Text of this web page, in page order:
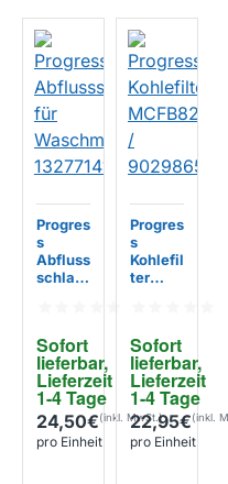
Sofort
lieferbar,
Lieferzeit
1-4 Tage
Progres
s
Abfluss
schlau
ne
132771
4109
24,50€
pro Einheit
Sofort
lieferbar,
Lieferzeit
1-4 Tage
Progres
s
Kohlefil
ter
5806
22,95€
pro Einheit